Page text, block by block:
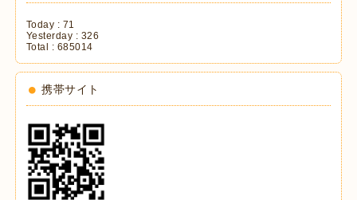
Today : 71
Yesterday : 326
Total : 685014
携帯サイト